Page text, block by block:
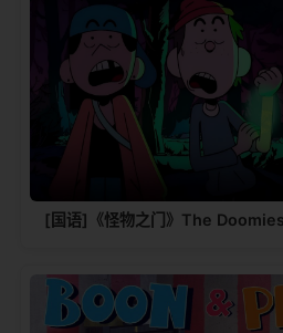
[国语]《怪物之门》The